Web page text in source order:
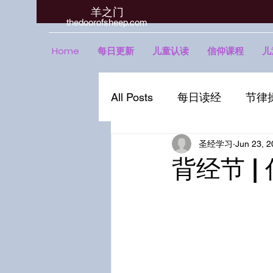
羊之门
​thedoorofsheep.com
Home 每日更新 儿童认读 信仰课程
All Posts 每日读经 节律
背经节 |
圣经学习 Jun 23,